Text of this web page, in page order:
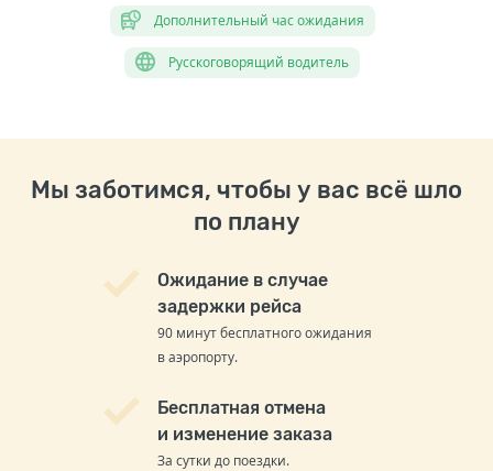
Дополнительный час ожидания
Русскоговорящий водитель
Мы заботимся, чтобы у вас всё шло
по плану
Ожидание в случае
задержки рейса
90 минут бесплатного ожидания
в аэропорту.
Бесплатная отмена
и изменение заказа
За сутки до поездки.